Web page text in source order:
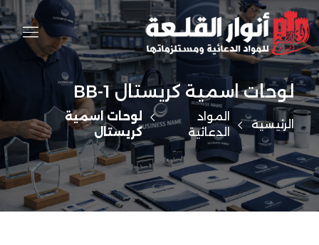
لوحات اسمية كريستال BB-1
الرئيسية
المواد
الدعائية
لوحات اسمية
كريستال